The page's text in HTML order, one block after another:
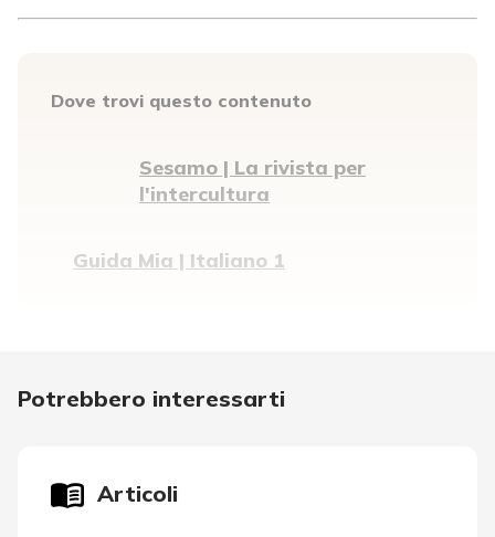
Dove trovi questo contenuto
Sesamo | La rivista per
l'intercultura
Guida Mia | Italiano 1
Potrebbero interessarti
Articoli